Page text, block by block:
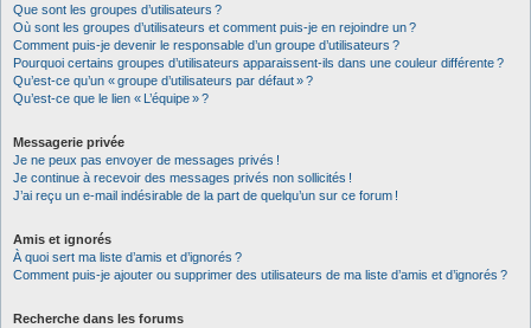
Que sont les groupes d’utilisateurs ?
Où sont les groupes d’utilisateurs et comment puis-je en rejoindre un ?
Comment puis-je devenir le responsable d’un groupe d’utilisateurs ?
Pourquoi certains groupes d’utilisateurs apparaissent-ils dans une couleur différente ?
Qu’est-ce qu’un « groupe d’utilisateurs par défaut » ?
Qu’est-ce que le lien « L’équipe » ?
Messagerie privée
Je ne peux pas envoyer de messages privés !
Je continue à recevoir des messages privés non sollicités !
J’ai reçu un e-mail indésirable de la part de quelqu’un sur ce forum !
Amis et ignorés
À quoi sert ma liste d’amis et d’ignorés ?
Comment puis-je ajouter ou supprimer des utilisateurs de ma liste d’amis et d’ignorés ?
Recherche dans les forums